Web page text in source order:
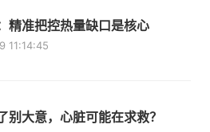
精准把控热量缺口是核心
11:14:45
别大意，心脏可能在求救？